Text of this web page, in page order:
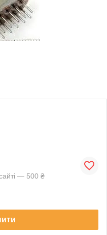
— 500 ₴